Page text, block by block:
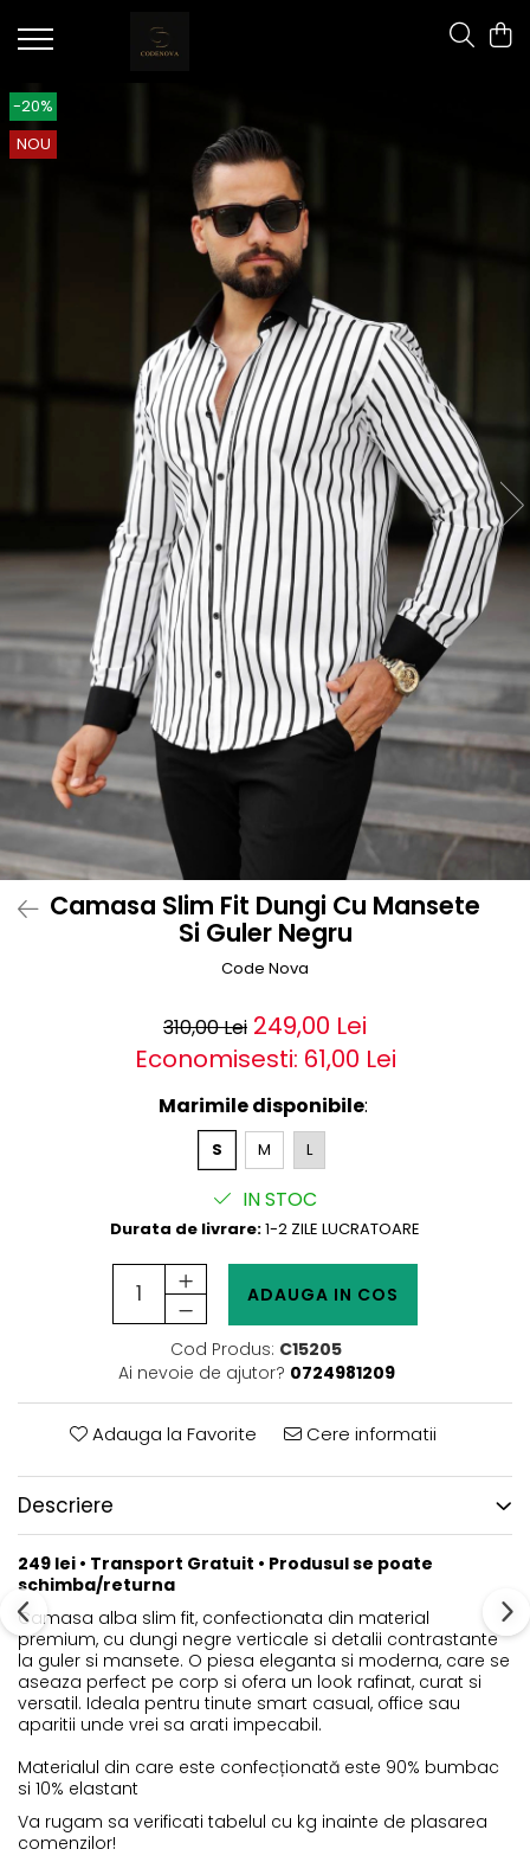
-20%
NOU
Camasa Slim Fit Dungi Cu Mansete
Si Guler Negru
Code Nova
310,00 Lei 249,00 Lei
Economisesti: 61,00 Lei
Marimile disponibile:
S M L
IN STOC
Durata de livrare:1-2 ZILE LUCRATOARE
ADAUGA IN COS
Cod Produs: C15205
Ai nevoie de ajutor? 0724981209
Adauga la Favorite Cere informatii
Descriere
249 lei • Transport Gratuit • Produsul se poate
schimba/returna
Camasa alba slim fit, confectionata din material
premium, cu dungi negre verticale si detalii contrastante
la guler si mansete. O piesa eleganta si moderna, care se
aseaza perfect pe corp si ofera un look rafinat, curat si
versatil. Ideala pentru tinute smart casual, office sau
aparitii unde vrei sa arati impecabil.
Materialul din care este confecționată este 90% bumbac
si 10% elastant
Va rugam sa verificati tabelul cu kg inainte de plasarea
comenzilor!